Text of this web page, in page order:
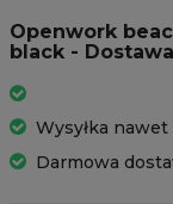
Openwork
black - Dostawa
Wysyłka
Darmowa